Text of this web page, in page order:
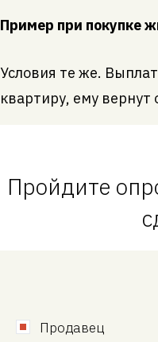
Пример при покупке
Условия те же.
квартиру, ему
Пройдите
Продавец